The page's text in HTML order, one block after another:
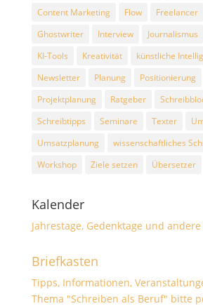
Content Marketing
Flow Freelancer
Ghostwriter
Interview Journalismus
KI-Tools
Kreativität künstliche
Newsletter
Planung Positionierung
Projektplanung
Ratgeber
Schreibtipps
Seminare Texter
Umsatzplanung
wissenschaftliches
Workshop
Ziele setzen Übersetzer
Kalender
Jahrestage, Gedenktage und andere
Briefkasten
Tipps, Informationen,
Thema "Schreiben als Beruf" bitte